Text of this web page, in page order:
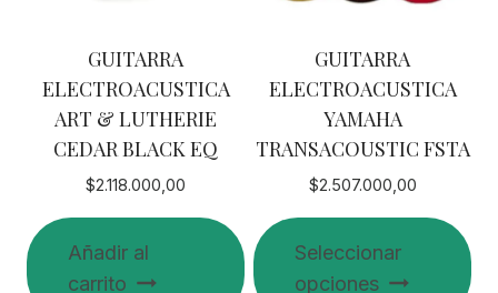
GUITARRA
ELECTROACUSTICA
ART & LUTHERIE
CEDAR BLACK EQ
$2.118.000,00
Añadir al
carrito
GUITARRA
ELECTROACUSTICA
YAMAHA
TRANSACOUSTIC FSTA
$2.507.000,00
Seleccionar
opciones